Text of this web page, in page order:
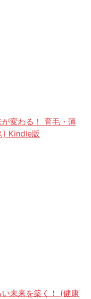
変わる！ 育毛・薄
) Kindle版
未来を築く！ (健康